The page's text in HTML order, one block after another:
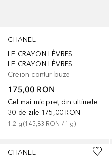
CHANEL
LE CRAYON LÈVRES
LE CRAYON LÈVRES
Creion contur buze
175,00 RON
Cel mai mic preț din ultimele
30 de zile 175,00 RON
1.2 g (145,83 RON / 1 g)
CHANEL
+